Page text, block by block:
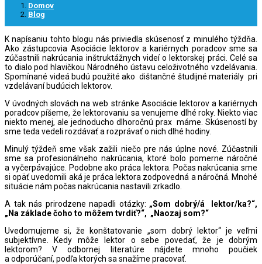
Domov
Blog
K napísaniu tohto blogu nás priviedla skúsenosť z minulého týždňa.
Ako zástupcovia Asociácie lektorov a kariérnych poradcov sme sa
zúčastnili nakrúcania inštruktážnych videí o lektorskej práci. Celé sa
to dialo pod hlavičkou Národného ústavu celoživotného vzdelávania.
Spomínané videá budú použité ako dištančné študijné materiály pri
vzdelávaní budúcich lektorov.
V úvodných slovách na web stránke Asociácie lektorov a kariérnych
poradcov píšeme, že lektorovaniu sa venujeme dlhé roky. Niekto viac
niekto menej, ale jednoducho dlhoročnú prax máme. Skúseností by
sme teda vedeli rozdávať a rozprávať o nich dlhé hodiny.
Minulý týždeň sme však zažili niečo pre nás úplne nové. Zúčastnili
sme sa profesionálneho nakrúcania, ktoré bolo pomerne náročné
a vyčerpávajúce. Podobne ako práca lektora. Počas nakrúcania sme
si opäť uvedomili aká je práca lektora zodpovedná a náročná. Mnohé
situácie nám počas nakrúcania nastavili zrkadlo.
A tak nás prirodzene napadli otázky: „Som dobrý/á lektor/ka?“,
„Na základe čoho to môžem tvrdiť?“, „Naozaj som?“
Uvedomujeme si, že konštatovanie „som dobrý lektor“ je veľmi
subjektívne. Kedy môže lektor o sebe povedať, že je dobrým
lektorom? V odbornej literatúre nájdete mnoho poučiek
a odporúčaní, podľa ktorých sa snažíme pracovať.